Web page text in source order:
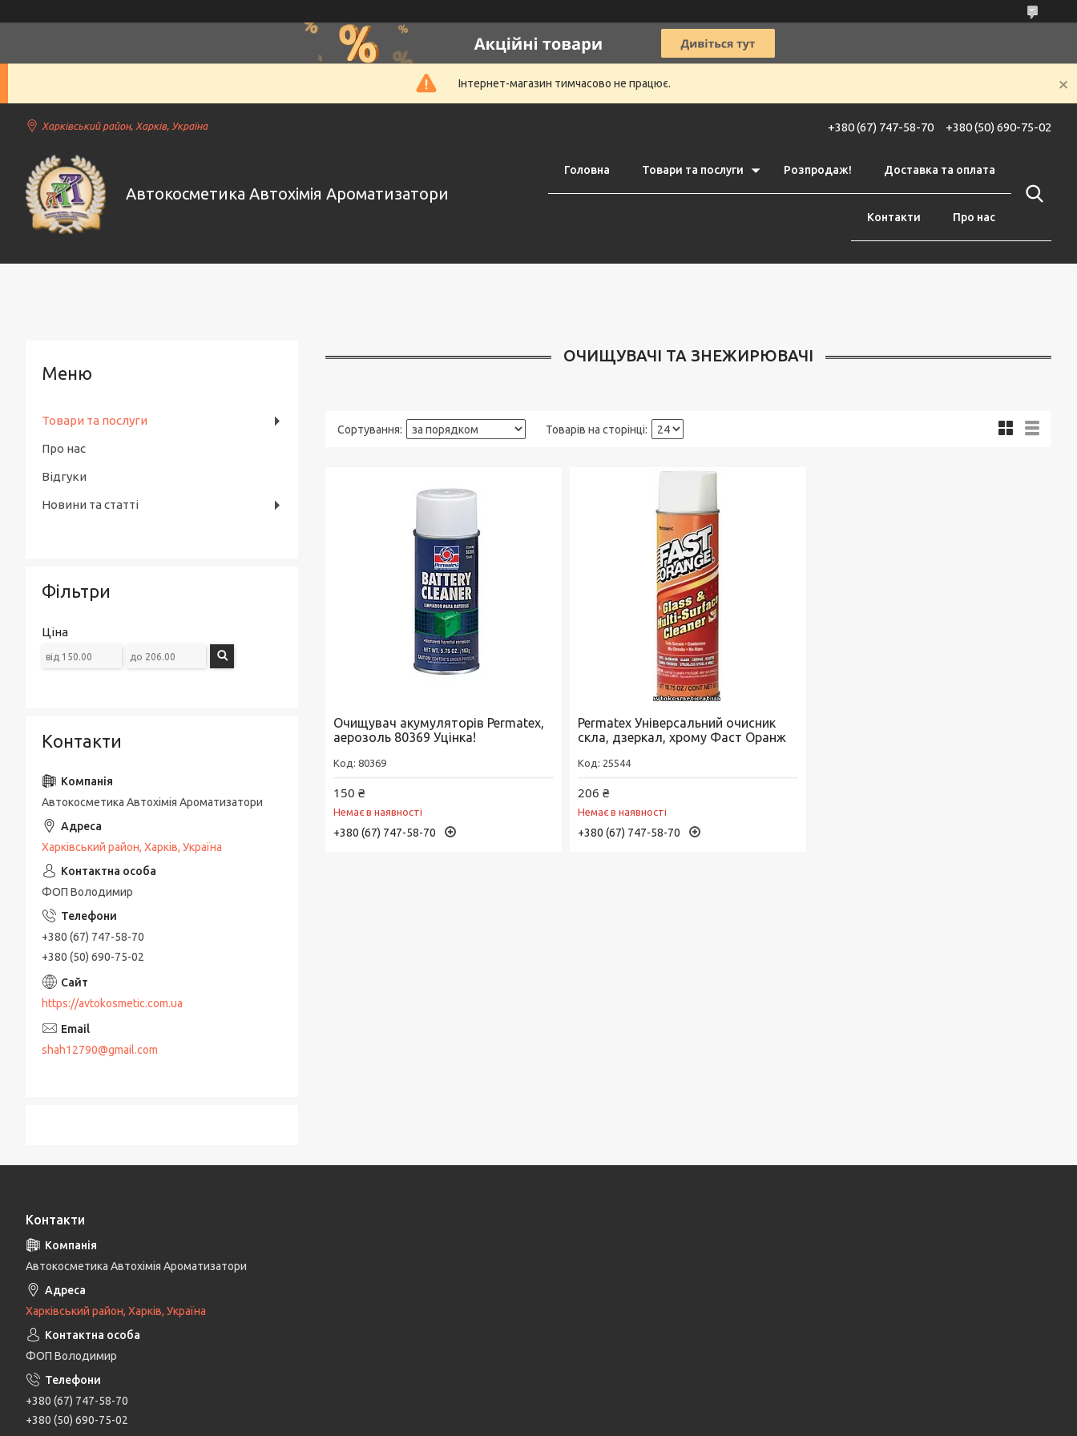
Інтернет-магазин тимчасово не працює.
Харківський район, Харків, Україна +380 (67) 747-58-70 +380 (50) 690-75-02
Автокосметика Автохімія Ароматизатори
Головна Товари та послуги Розпродаж! Доставка та оплата
Контакти Про нас
ОЧИЩУВАЧІ ТА ЗНЕЖИРЮВАЧІ
Очищувач акумуляторів Permatex,
аерозоль 80369 Уцінка!
80369
150 ₴
Немає в наявності
+380 (67) 747-58-70
Permatex Універсальний очисник
скла, дзеркал, хрому Фаст Оранж
25544
206 ₴
Немає в наявності
+380 (67) 747-58-70
Товари та послуги
Про нас
Відгуки
Новини та статті
Фільтри
Ціна
Контакти
Автокосметика Автохімія Ароматизатори
Харківський район, Харків, Україна
ФОП Володимир
+380 (67) 747-58-70
+380 (50) 690-75-02
https://avtokosmetic.com.ua
shah12790@gmail.com
Контакти
Автокосметика Автохімія Ароматизатори
Харківський район, Харків, Україна
ФОП Володимир
+380 (67) 747-58-70
+380 (50) 690-75-02